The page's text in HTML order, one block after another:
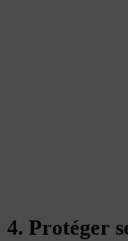
4. Protéger